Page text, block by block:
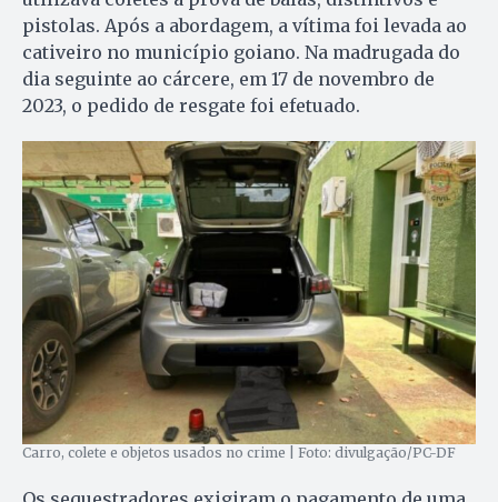
pistolas. Após a abordagem, a vítima foi levada ao
cativeiro no município goiano. Na madrugada do
dia seguinte ao cárcere, em 17 de novembro de
2023, o pedido de resgate foi efetuado.
Carro, colete e objetos usados no crime | Foto: divulgação/PC-DF